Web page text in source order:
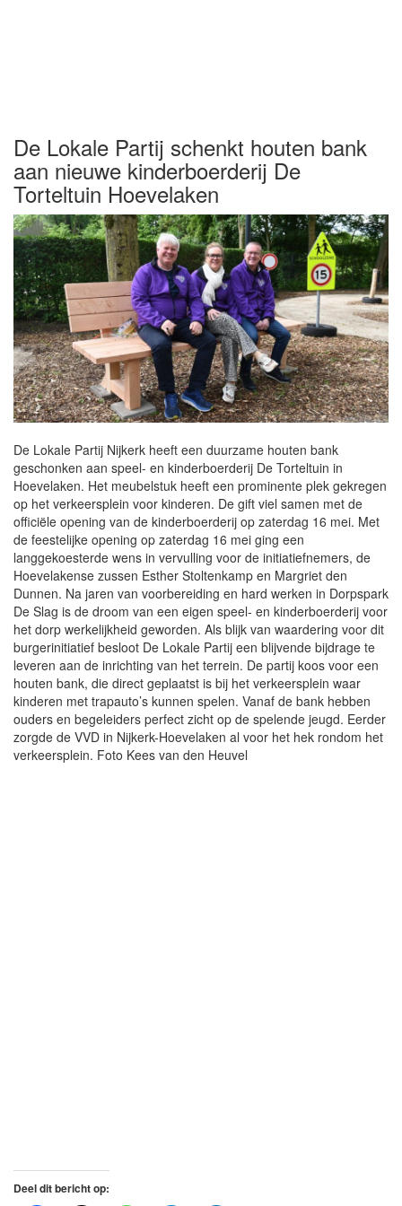
De Lokale Partij schenkt houten bank
aan nieuwe kinderboerderij De
Torteltuin Hoevelaken
De Lokale Partij Nijkerk heeft een duurzame houten bank
geschonken aan speel- en kinderboerderij De Torteltuin in
Hoevelaken. Het meubelstuk heeft een prominente plek gekregen
op het verkeersplein voor kinderen. De gift viel samen met de
officiële opening van de kinderboerderij op zaterdag 16 mei. Met
de feestelijke opening op zaterdag 16 mei ging een
langgekoesterde wens in vervulling voor de initiatiefnemers, de
Hoevelakense zussen Esther Stoltenkamp en Margriet den
Dunnen. Na jaren van voorbereiding en hard werken in Dorpspark
De Slag is de droom van een eigen speel- en kinderboerderij voor
het dorp werkelijkheid geworden. Als blijk van waardering voor dit
burgerinitiatief besloot De Lokale Partij een blijvende bijdrage te
leveren aan de inrichting van het terrein. De partij koos voor een
houten bank, die direct geplaatst is bij het verkeersplein waar
kinderen met trapauto’s kunnen spelen. Vanaf de bank hebben
ouders en begeleiders perfect zicht op de spelende jeugd. Eerder
zorgde de VVD in Nijkerk-Hoevelaken al voor het hek rondom het
verkeersplein. Foto Kees van den Heuvel
Deel dit bericht op: